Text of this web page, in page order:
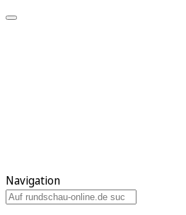
Navigation